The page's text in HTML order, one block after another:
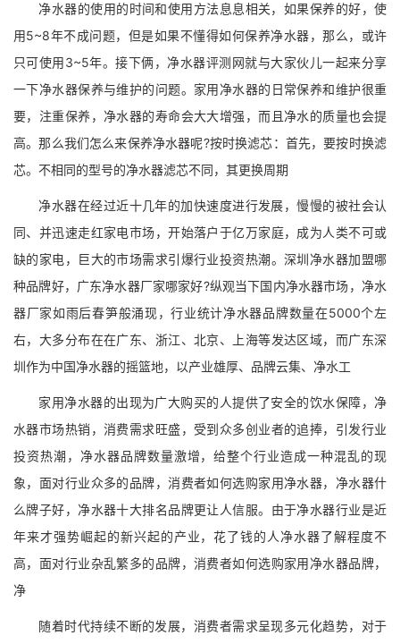
净水器的使用的时间和使用方法息息相关，如果保养的好，使
用5~8年不成问题，但是如果不懂得如何保养净水器，那么，或许
只可使用3~5年。接下俩，净水器评测网就与大家伙儿一起来分享
一下净水器保养与维护的问题。家用净水器的日常保养和维护很重
要，注重保养，净水器的寿命会大大增强，而且净水的质量也会提
高。那么我们怎么来保养净水器呢?按时换滤芯：首先，要按时换滤
芯。不相同的型号的净水器滤芯不同，其更换周期
净水器在经过近十几年的加快速度进行发展，慢慢的被社会认
同、并迅速走红家电市场，开始落户于亿万家庭，成为人类不可或
缺的家电，巨大的市场需求引爆行业投资热潮。深圳净水器加盟哪
种品牌好，广东净水器厂家哪家好?纵观当下国内净水器市场，净水
器厂家如雨后春笋般涌现，行业统计净水器品牌数量在5000个左
右，大多分布在在广东、浙江、北京、上海等发达区域，而广东深
圳作为中国净水器的摇篮地，以产业雄厚、品牌云集、净水工
家用净水器的出现为广大购买的人提供了安全的饮水保障，净
水器市场热销，消费需求旺盛，受到众多创业者的追捧，引发行业
投资热潮，净水器品牌数量激增，给整个行业造成一种混乱的现
象，面对行业众多的品牌，消费者如何选购家用净水器，净水器什
么牌子好，净水器十大排名品牌更让人信服。由于净水器行业是近
年来才强势崛起的新兴起的产业，花了钱的人净水器了解程度不
高，面对行业杂乱繁多的品牌，消费者如何选购家用净水器品牌，
净
随着时代持续不断的发展，消费者需求呈现多元化趋势，对于